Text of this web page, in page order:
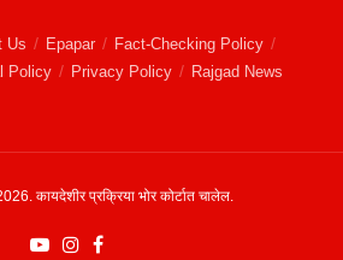
Us Epapar
Fact-Checking Policy
Policy
Privacy Policy Rajgad News
कायदेशीर प्रक्रिया भोर कोर्टात चालेल.